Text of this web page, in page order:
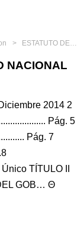
ESTATUTO DE LA UNIVERSIDAD NACIONAL DE INGENIERIA 2014
NACIONAL
2014 2
Pág. 5
Pág. 7
TÍTULO II
GOB…